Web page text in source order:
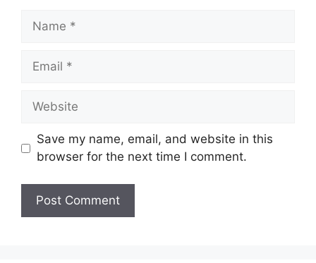
Name
Email
Website
Save my name, email, and website in this
browser for the next time I comment.